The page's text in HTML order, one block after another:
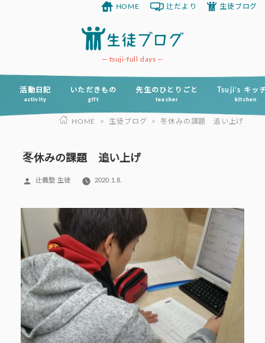
ツ
tsuji-full days
活動日記
activity
いただきもの
gift
先生のひとりごと
teacher
Tsuji’s キッ
kitchen
HOME 辻だより 生徒ブログ
HOME > 生徒ブログ > 冬休みの課題 追い上げ
冬休みの課題 追い上げ
投
辻義塾 生徒 2020.1.8.